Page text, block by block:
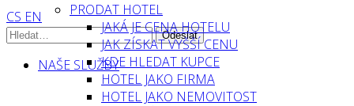
CS EN
NAŠE SLUŽBY
PRODAT HOTEL
JAKÁ JE CENA HOTELU
JAK ZÍSKAT VYŠŠÍ CENU
KDE HLEDAT KUPCE
HOTEL JAKO FIRMA
HOTEL JAKO NEMOVITOST